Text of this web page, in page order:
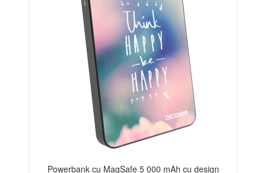
Powerbank cu MagSafe 5 000 mAh cu design